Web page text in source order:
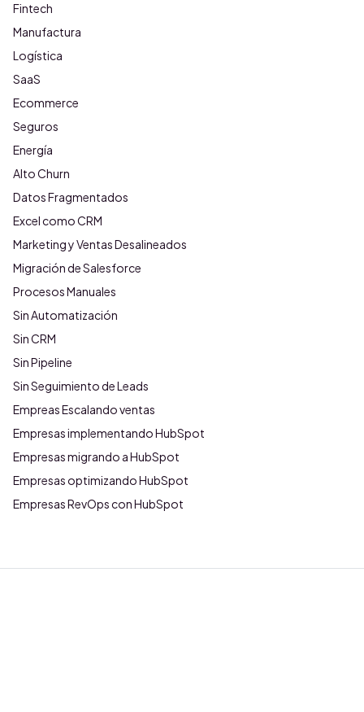
Fintech
Manufactura
Logística
SaaS
Ecommerce
Seguros
Energía
Alto Churn
Datos Fragmentados
Excel como CRM
Marketing y Ventas Desalineados
Migración de Salesforce
Procesos Manuales
Sin Automatización
Sin CRM
Sin Pipeline
Sin Seguimiento de Leads
Empreas Escalando ventas
Empresas implementando HubSpot
Empresas migrando a HubSpot
Empresas optimizando HubSpot
Empresas RevOps con HubSpot